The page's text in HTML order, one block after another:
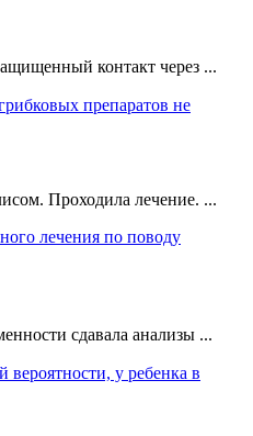
контакт через ...
препаратов не
Проходила лечение. ...
лечения по поводу
сдавала анализы ...
у ребенка в